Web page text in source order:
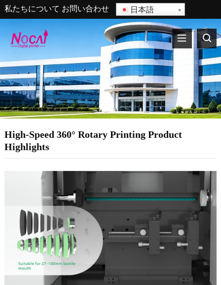
私たちについて お問い合わせ 日本語
High-Speed 360° Rotary Printing Product
Highlights